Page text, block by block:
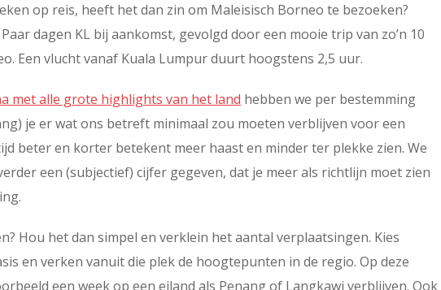
op reis, heeft het dan zin om Maleisisch Borneo te bezoeken?
dagen KL bij aankomst, gevolgd door een mooie trip van zo’n 10
Een vlucht vanaf Kuala Lumpur duurt hoogstens 2,5 uur.
met alle grote highlights van het land hebben we per bestemming
je er wat ons betreft minimaal zou moeten verblijven voor een
beter en korter betekent meer haast en minder ter plekke zien. We
een (subjectief) cijfer gegeven, dat je meer als richtlijn moet zien
Hou het dan simpel en verklein het aantal verplaatsingen. Kies
en verken vanuit die plek de hoogtepunten in de regio. Op deze
een week op een eiland als Penang of Langkawi verblijven. Ook